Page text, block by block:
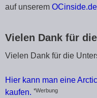
auf unserem
Vielen Dank für
Vielen Dank für die
Hier kann man eine
kaufen. *Werbung